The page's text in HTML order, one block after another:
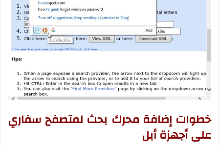
خطوات إضافة محرك بحث لمتصفح سفاري
على أجهزة أبل